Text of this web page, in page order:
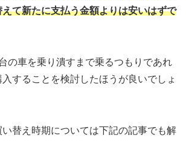
て新たに支払う金額よりは安いはずで
の車を乗り潰すまで乗るつもりであれ
することを検討したほうが良いでしょ
替え時期については下記の記事でも解